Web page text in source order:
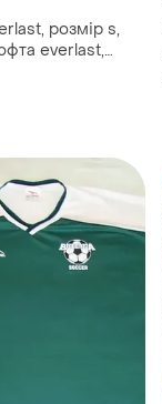
розмір s,
everlast,
кофта, кофта